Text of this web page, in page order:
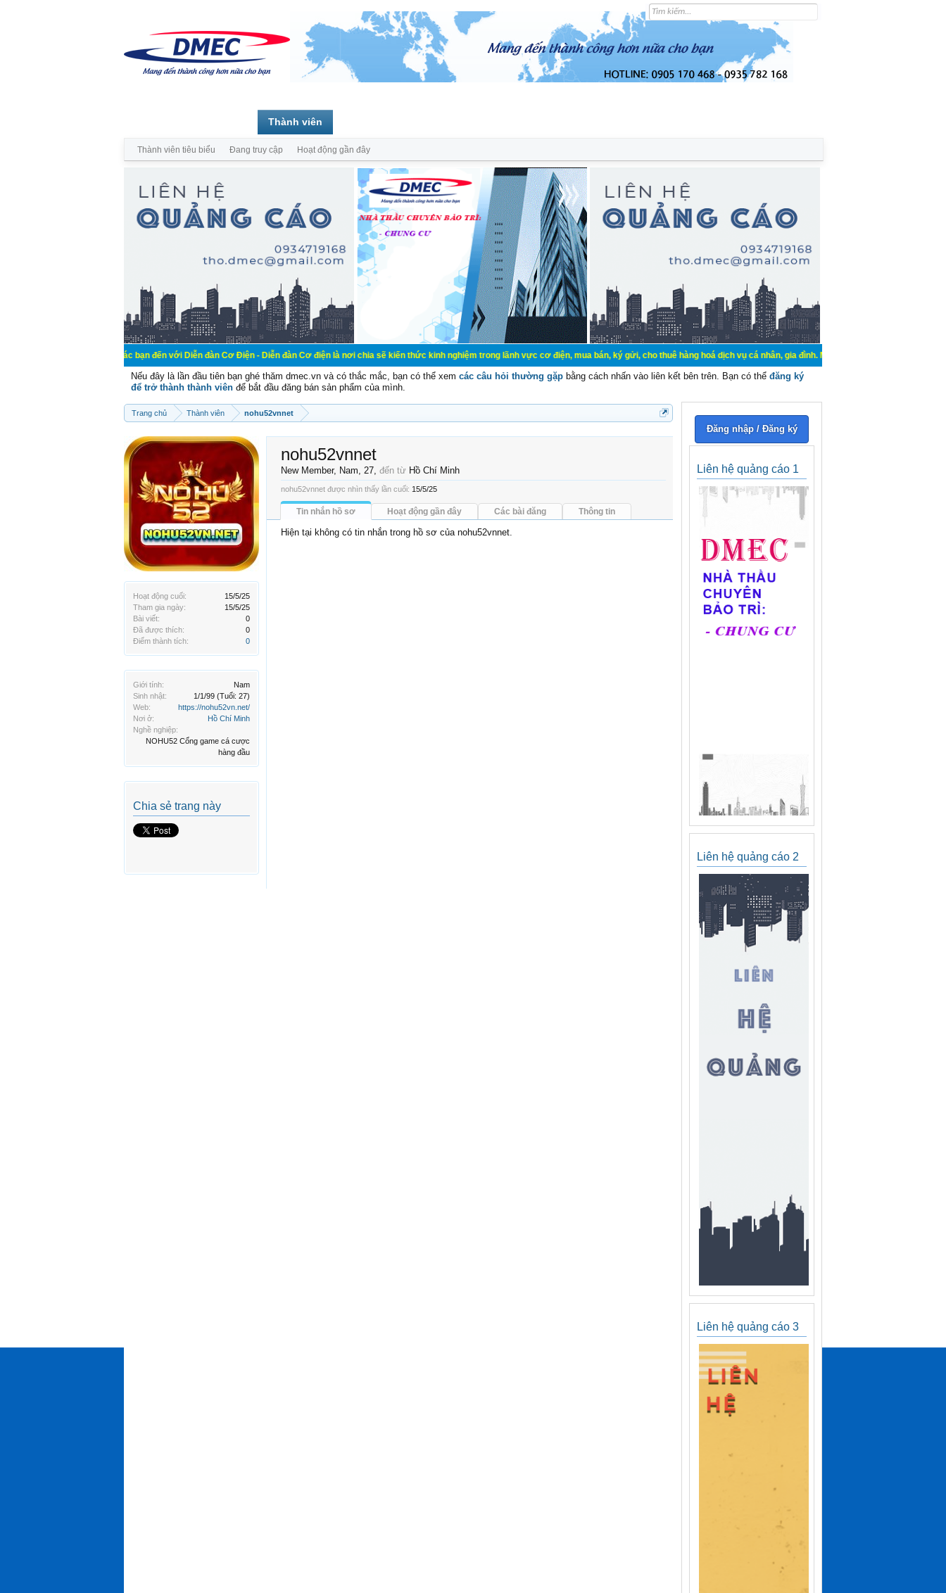
Chào mừng các bạn đến với Diễn đàn Cơ Điện - Diễn đàn Cơ điện là nơi chia sẽ kiến thức kinh nghiệm trong lãnh vực cơ điện, mua bán, ký gửi, cho thuê hàng hoá dịch vụ cá nhân, gia đình. Mua bán, ký gửi, cho thuê thiết bị hệ
Nếu đây là lần đầu tiên bạn ghé thăm dmec.vn và có thắc mắc, bạn có thể xem các câu hỏi thường gặp bằng cách nhấn vào liên kết bên trên. Bạn có thể đăng ký
để trở thành thành viên để bắt đầu đăng bán sản phẩm của mình.
Trang chủ Thành viên nohu52vnnet
Hoạt động cuối:
15/5/25
Tham gia ngày:
15/5/25
Bài viết:
0
Đã được thích:
0
Điểm thành tích:
0
Giới tính:
Nam
Sinh nhật:
1/1/99 (Tuổi: 27)
Web:
https://nohu52vn.net/
Nơi ở:
Hồ Chí Minh
Nghề nghiệp:
NOHU52 Cổng game cá cược
hàng đầu
Chia sẻ trang này
nohu52vnnet
New Member, Nam, 27, đến từ Hồ Chí Minh
nohu52vnnet được nhìn thấy lần cuối: 15/5/25
Tin nhắn hồ sơ Hoạt động gần đây Các bài đăng Thông tin
Hiện tại không có tin nhắn trong hồ sơ của nohu52vnnet.
Đăng nhập / Đăng ký
Liên hệ quảng cáo 1
Liên hệ quảng cáo 2
Liên hệ quảng cáo 3
Thành viên
Thành viên tiêu biểu Đang truy cập Hoạt động gần đây